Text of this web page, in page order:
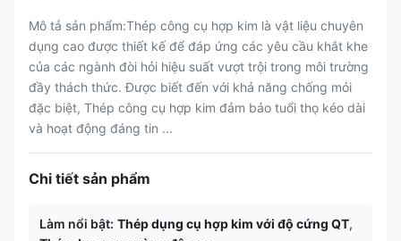
Mô tả sản phẩm:Thép công cụ hợp kim là vật liệu chuyên
dụng cao được thiết kế để đáp ứng các yêu cầu khắt khe
của các ngành đòi hỏi hiệu suất vượt trội trong môi trường
đầy thách thức. Được biết đến với khả năng chống mỏi
đặc biệt, Thép công cụ hợp kim đảm bảo tuổi thọ kéo dài
và hoạt động đáng tin ...
Chi tiết sản phẩm
Làm nổi bật: Thép dụng cụ hợp kim với độ cứng QT,